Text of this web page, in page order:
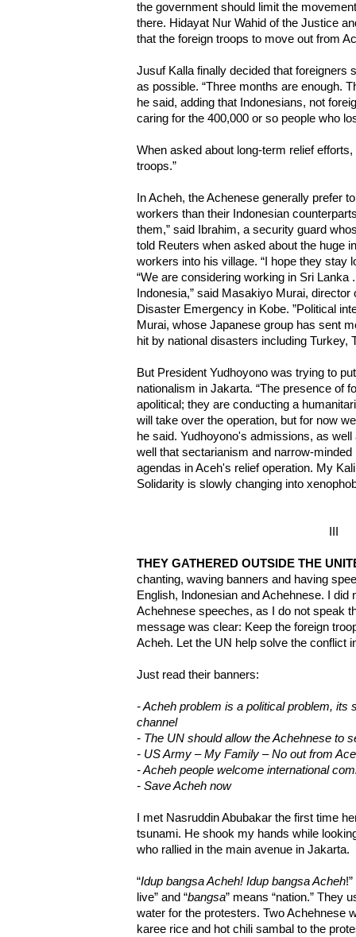
the government should limit the
there. Hidayat Nur Wahid of the Justice
that the foreign troops to move out from
Jusuf Kalla finally decided that foreigners
as possible. “Three months are enough.
he said, adding that Indonesians, not
caring for the 400,000 or so people who
When asked about long-term relief
troops.”
In Acheh, the Achenese generally prefer
workers than their Indonesian
them,” said Ibrahim, a security guard
told Reuters when asked about the huge
workers into his village. “I hope they stay
“We are considering working in Sri Lanka
Indonesia,” said Masakiyo Murai,
Disaster Emergency in Kobe. ”Political
Murai, whose Japanese group has sent
hit by national disasters including Turkey,
But President Yudhoyono was trying to
nationalism in Jakarta. “The presence of
apolitical; they are conducting a
will take over the operation, but for now
he said. Yudhoyono's admissions, as
well that sectarianism and narrow-
agendas in Aceh's relief operation. My
Solidarity is slowly changing into
THEY GATHERED OUTSIDE THE
chanting, waving banners and having
English, Indonesian and Achehnese. I did
Achehnese speeches, as I do not speak
message was clear: Keep the foreign
Acheh. Let the UN help solve the conflict
Just read their banners:
- Acheh problem is a political problem, its
channel
- The UN should allow the Achehnese to
- US Army – My Family – No out from
- Acheh people welcome international
- Save Acheh now
I met Nasruddin Abubakar the first time
tsunami. He shook my hands while
who rallied in the main avenue in Jakarta.
“Idup bangsa Acheh! Idup bangsa Acheh
live” and “bangsa” means “nation.” They
water for the protesters. Two Achehnese
karee rice and hot chili sambal to the